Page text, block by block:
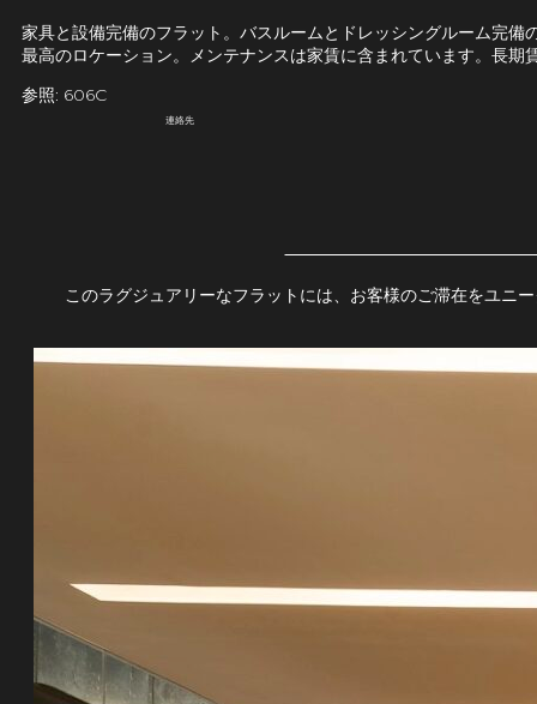
家具と設備完備のフラット。バスルームとドレッシングルーム完
最高のロケーション。メンテナンスは家賃に含まれています。長期
参照: 606C
連絡先
このラグジュアリーなフラットには、お客様のご滞在をユニ